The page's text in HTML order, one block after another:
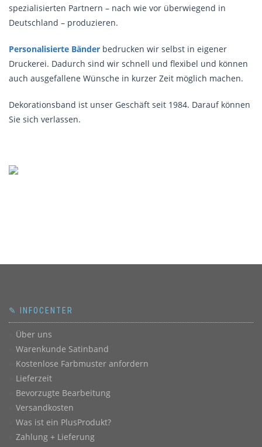
spezialisierten Partnern – nach wie vor überwiegend in
Deutschland – produzieren.
Personalisierte Bänder bedrucken wir selbst in eigener
Druckerei. Dadurch sind wir schnell und flexibel und können
auch ausgefallene Wünsche in kurzer Zeit möglich machen.
Dekorationsband ist unser Geschäft seit 1984. Darauf können
Sie sich verlassen.
✎ INFOCENTER
Über uns
Warenkunde Satinband
Kostenlose Farbmuster anfordern
Lieferzeit
Bevorzugte Bearbeitung
Versandkosten
Was ist ein PlusProdukt?
Zahlung + Lieferung